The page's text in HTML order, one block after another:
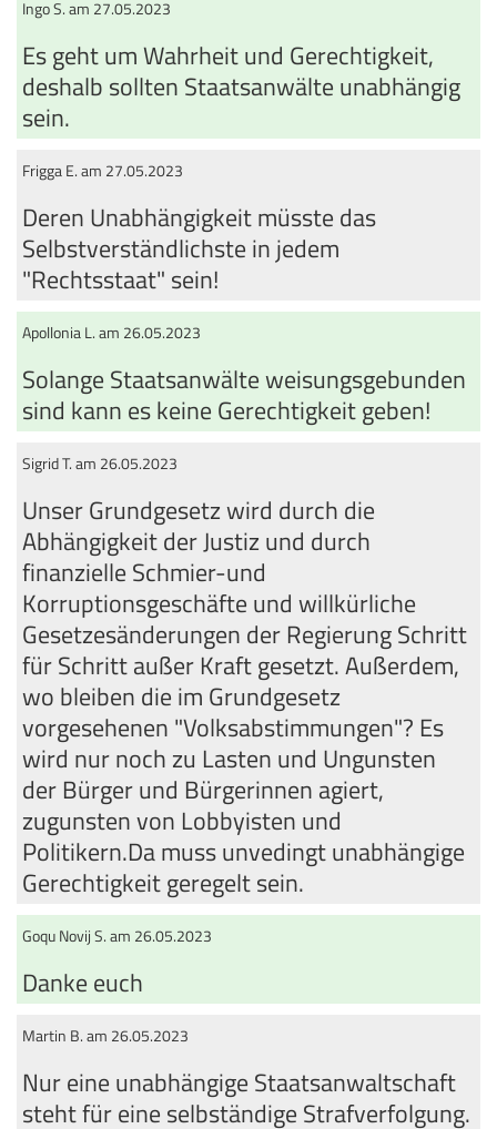
Ingo S. am 27.05.2023
Es geht um Wahrheit und Gerechtigkeit,
deshalb sollten Staatsanwälte unabhängig
sein.
Frigga E. am 27.05.2023
Deren Unabhängigkeit müsste das
Selbstverständlichste in jedem
"Rechtsstaat" sein!
Apollonia L. am 26.05.2023
Solange Staatsanwälte weisungsgebunden
sind kann es keine Gerechtigkeit geben!
Sigrid T. am 26.05.2023
Unser Grundgesetz wird durch die
Abhängigkeit der Justiz und durch
finanzielle Schmier-und
Korruptionsgeschäfte und willkürliche
Gesetzesänderungen der Regierung Schritt
für Schritt außer Kraft gesetzt. Außerdem,
wo bleiben die im Grundgesetz
vorgesehenen "Volksabstimmungen"? Es
wird nur noch zu Lasten und Ungunsten
der Bürger und Bürgerinnen agiert,
zugunsten von Lobbyisten und
Politikern.Da muss unvedingt unabhängige
Gerechtigkeit geregelt sein.
Goqu Novij S. am 26.05.2023
Danke euch
Martin B. am 26.05.2023
Nur eine unabhängige Staatsanwaltschaft
steht für eine selbständige Strafverfolgung.